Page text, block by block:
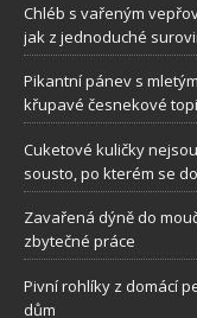
Chléb s vařeným
jak z jednoduché
Pikantní pánev s
křupavé česnekové
Cuketové kuličky
sousto, po kterém se
Zavařená dýně do
zbytečné práce
Pivní rohlíky z domácí
dům